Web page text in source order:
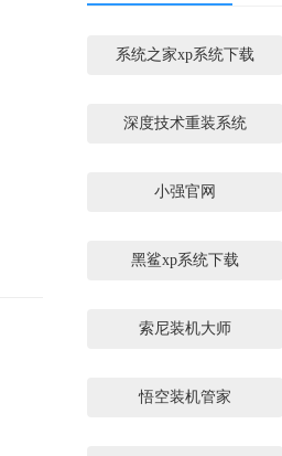
系统之家xp系统下载
深度技术重装系统
小强官网
黑鲨xp系统下载
索尼装机大师
悟空装机管家